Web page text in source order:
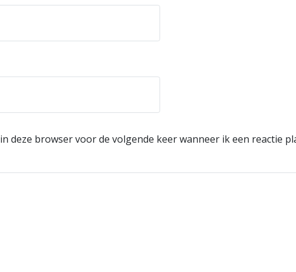
deze browser voor de volgende keer wanneer ik een reactie